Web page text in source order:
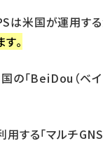
は米国が運用す
。
の「BeiDou（ベ
る「マルチ